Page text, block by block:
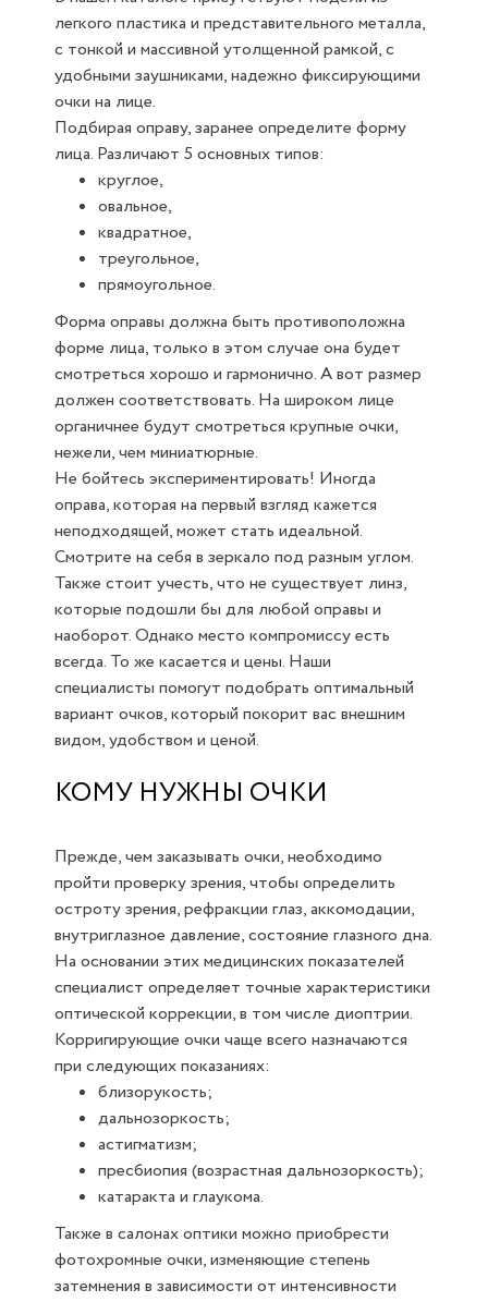
легкого пластика и представительного металла,
с тонкой и массивной утолщенной рамкой, с
удобными заушниками, надежно фиксирующими
очки на лице.
Подбирая оправу, заранее определите форму
лица. Различают 5 основных типов:
круглое,
овальное,
квадратное,
треугольное,
прямоугольное.
Форма оправы должна быть противоположна
форме лица, только в этом случае она будет
смотреться хорошо и гармонично. А вот размер
должен соответствовать. На широком лице
органичнее будут смотреться крупные очки,
нежели, чем миниатюрные.
Не бойтесь экспериментировать! Иногда
оправа, которая на первый взгляд кажется
неподходящей, может стать идеальной.
Смотрите на себя в зеркало под разным углом.
Также стоит учесть, что не существует линз,
которые подошли бы для любой оправы и
наоборот. Однако место компромиссу есть
всегда. То же касается и цены. Наши
специалисты помогут подобрать оптимальный
вариант очков, который покорит вас внешним
видом, удобством и ценой.
КОМУ НУЖНЫ ОЧКИ
Прежде, чем заказывать очки, необходимо
пройти проверку зрения, чтобы определить
остроту зрения, рефракции глаз, аккомодации,
внутриглазное давление, состояние глазного дна.
На основании этих медицинских показателей
специалист определяет точные характеристики
оптической коррекции, в том числе диоптрии.
Корригирующие очки чаще всего назначаются
при следующих показаниях:
близорукость;
дальнозоркость;
астигматизм;
пресбиопия (возрастная дальнозоркость);
катаракта и глаукома.
Также в салонах оптики можно приобрести
фотохромные очки, изменяющие степень
затемнения в зависимости от интенсивности